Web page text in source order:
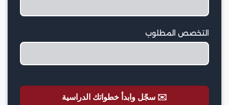
التخصص المطلوب
✉️ سجّل وابدأ خطواتك الدراسية